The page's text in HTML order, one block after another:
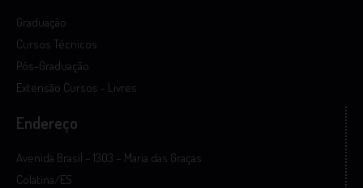
Graduação
Cursos Técnicos
Pós-Graduação
Extensão Cursos - Livres
Endereço
Avenida Brasil – 1303 – Maria das Graças
Colatina/ES